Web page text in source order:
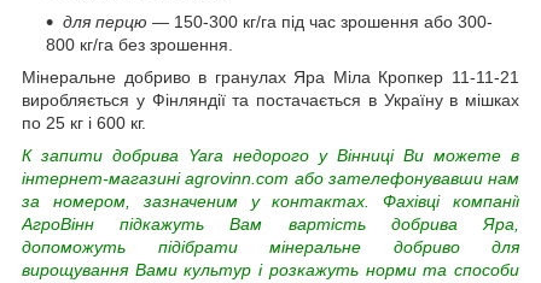
для перцю — 150-300 кг/га під час зрошення або 300-
800 кг/га без зрошення.
Мінеральне добриво в гранулах Яра Міла Кропкер 11-11-21
виробляється у Фінляндії та постачається в Україну в мішках
по 25 кг і 600 кг.
К запити добрива Yara недорого у Вінниці Ви можете в
інтернет-магазині agrovinn.com або зателефонувавши нам
за номером, зазначеним у контактах. Фахівці компанії
АгроВінн підкажуть Вам вартість добрива Яра,
допоможуть підібрати мінеральне добриво для
вирощування Вами культур і розкажуть норми та способи